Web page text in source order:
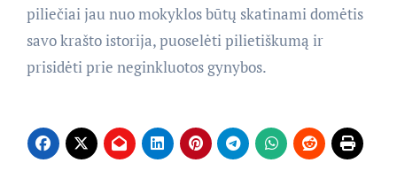
piliečiai jau nuo mokyklos būtų skatinami domėtis
savo krašto istorija, puoselėti pilietiškumą ir
prisidėti prie neginkluotos gynybos.